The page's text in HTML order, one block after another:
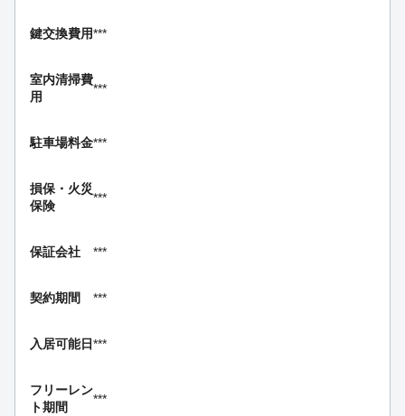
鍵交換費用***
室内清掃費
用
***
駐車場料金***
損保・ 火災
保険
***
保証会社 ***
契約期間 ***
入居可能日***
フリーレン
ト期間
***